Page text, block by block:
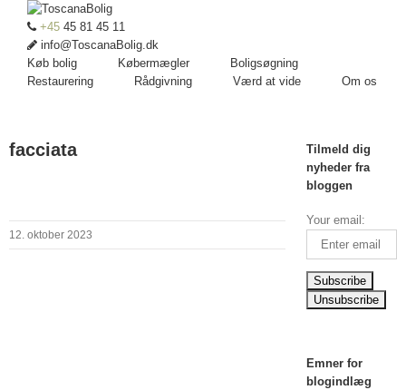
+45 45 81 45 11
info@ToscanaBolig.dk
Køb bolig
Købermægler
Boligsøgning
Restaurering
Rådgivning Værd at vide Om os
facciata
12. oktober 2023
Tilmeld dig
nyheder fra
bloggen
Your email:
Emner for
blogindlæg